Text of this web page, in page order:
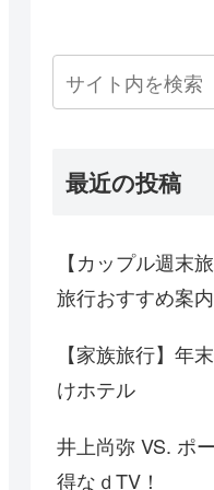
最近の投稿
【カップル週末
旅行おすすめ案内
【家族旅行】年
けホテル
井上尚弥 VS. ポ
得なｄTV！